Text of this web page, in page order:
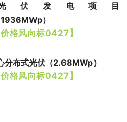
伏发电项目
）
价格风向标0427】
分布式光伏（2.68MWp）
价格风向标0427】